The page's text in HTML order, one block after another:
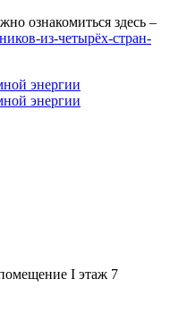
ознакомиться здесь –
из-четырёх-стран-
I этаж 7